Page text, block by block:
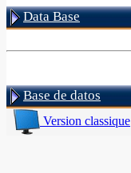
Data Base
Base de datos
Version classique